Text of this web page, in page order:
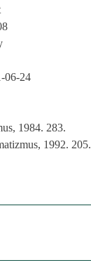
06-24
1984. 283.
1992. 205.